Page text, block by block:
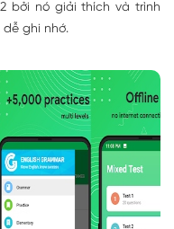
bởi nó giải thích và trình
ghi nhớ.